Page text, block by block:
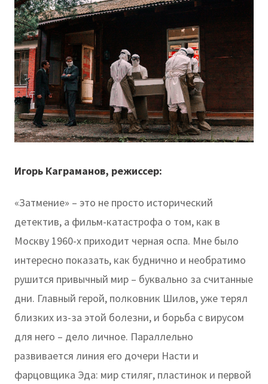
Игорь Каграманов, режиссер:
«Затмение» – это не просто исторический
детектив, а фильм-катастрофа о том, как в
Москву 1960-х приходит черная оспа. Мне было
интересно показать, как буднично и необратимо
рушится привычный мир – буквально за считанные
дни. Главный герой, полковник Шилов, уже терял
близких из-за этой болезни, и борьба с вирусом
для него – дело личное. Параллельно
развивается линия его дочери Насти и
фарцовщика Эда: мир стиляг, пластинок и первой